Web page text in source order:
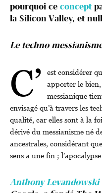
pourquoi ce concept
la Silicon Valley, et
Le techno
C’ est considérer
apporter le
messianique
envisagé qu’à travers les
qualité, car elles sont à la
dérivé du messianisme né
ancestrales, considérant
sens a une fin ;
Anthony Levandowski